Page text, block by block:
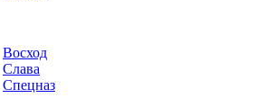
Восход
Слава
Спецназ